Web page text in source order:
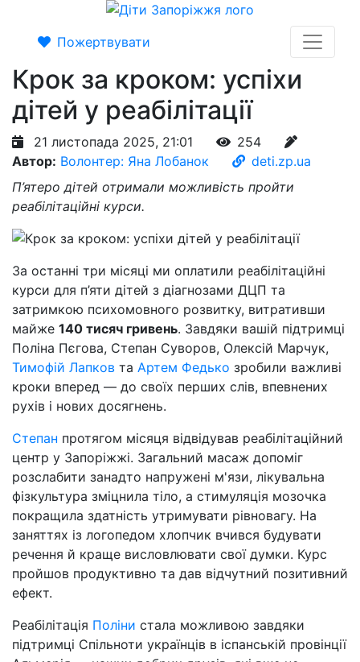
Пожертвувати
Крок за кроком: успіхи
дітей у реабілітації
21 листопада 2025, 21:01
254
Автор: Волонтер: Яна Лобанок
deti.zp.ua
П’ятеро дітей отримали можливість пройти
реабілітаційні курси.
За останні три місяці ми оплатили реабілітаційні
курси для п’яти дітей з діагнозами ДЦП та
затримкою психомовного розвитку, витративши
майже 140 тисяч гривень. Завдяки вашій підтримці
Поліна Пєгова, Степан Суворов, Олексій Марчук,
Тимофій Лапков та Артем Федько зробили важливі
кроки вперед — до своїх перших слів, впевнених
рухів і нових досягнень.
Степан протягом місяця відвідував реабілітаційний
центр у Запоріжжі. Загальний масаж допоміг
розслабити занадто напружені м'язи, лікувальна
фізкультура зміцнила тіло, а стимуляція мозочка
покращила здатність утримувати рівновагу. На
заняттях із логопедом хлопчик вчився будувати
речення й краще висловлювати свої думки. Курс
пройшов продуктивно та дав відчутний позитивний
ефект.
Реабілітація Поліни стала можливою завдяки
підтримці Спільноти українців в іспанській провінції